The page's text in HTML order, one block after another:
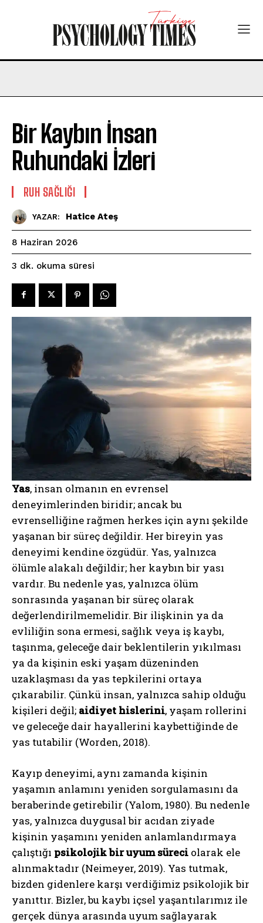
Bir Kaybın İnsan
Ruhundaki İzleri
⁠RUH SAĞLIĞI
YAZAR: Hatice Ateş
8 Haziran 2026
3 dk. okuma süresi
Yas, insan olmanın en evrensel
deneyimlerinden biridir; ancak bu
evrenselliğine rağmen herkes için aynı şekilde
yaşanan bir süreç değildir. Her bireyin yas
deneyimi kendine özgüdür. Yas, yalnızca
ölümle alakalı değildir; her kaybın bir yası
vardır. Bu nedenle yas, yalnızca ölüm
sonrasında yaşanan bir süreç olarak
değerlendirilmemelidir. Bir ilişkinin ya da
evliliğin sona ermesi, sağlık veya iş kaybı,
taşınma, geleceğe dair beklentilerin yıkılması
ya da kişinin eski yaşam düzeninden
uzaklaşması da yas tepkilerini ortaya
çıkarabilir. Çünkü insan, yalnızca sahip olduğu
kişileri değil; aidiyet hislerini, yaşam rollerini
ve geleceğe dair hayallerini kaybettiğinde de
yas tutabilir (Worden, 2018).
Kayıp deneyimi, aynı zamanda kişinin
yaşamın anlamını yeniden sorgulamasını da
beraberinde getirebilir (Yalom, 1980). Bu nedenle
yas, yalnızca duygusal bir acıdan ziyade
kişinin yaşamını yeniden anlamlandırmaya
çalıştığı psikolojik bir uyum süreci olarak ele
alınmaktadır (Neimeyer, 2019). Yas tutmak,
bizden gidenlere karşı verdiğimiz psikolojik bir
yanıttır. Bizler, bu kaybı içsel yaşantılarımız ile
gerçek dünya arasında uyum sağlayarak